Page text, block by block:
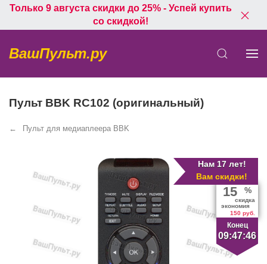
Только 9 августа скидки до 25% - Успей купить
со скидкой!
ВашПульт.ру
Пульт BBK RC102 (оригинальный)
Пульт для медиаплеера BBK
Нам 17 лет!
Вам скидки!
Конец
09:47:46
15 %
скидка
экономия
150 руб.